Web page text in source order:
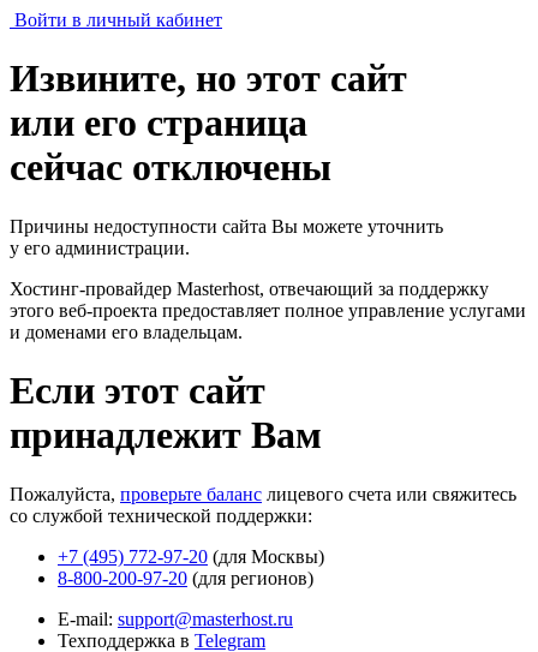
Войти в личный кабинет
Извините, но этот сайт
или его страница
сейчас отключены
Причины недоступности сайта Вы можете уточнить
у его администрации.
Хостинг-провайдер Masterhost, отвечающий за поддержку
этого веб-проекта предоставляет полное управление услугами
и доменами его владельцам.
Если этот сайт
принадлежит Вам
Пожалуйста, проверьте баланс лицевого счета или свяжитесь
со службой технической поддержки:
+7 (495) 772-97-20 (для Москвы)
8-800-200-97-20 (для регионов)
E-mail: support@masterhost.ru
Техподдержка в Telegram